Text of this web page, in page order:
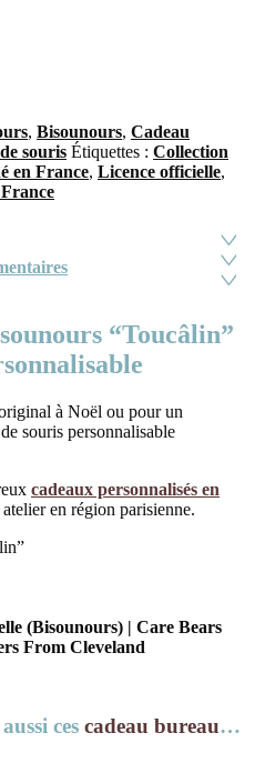
, Bisounours, Cadeau
souris Étiquettes : Collection
en France, Licence officielle,
“Toucâlin”
à Noël ou pour un
souris personnalisable
cadeaux personnalisés en
en région parisienne.
(Bisounours) | Care Bears
From Cleveland
ces cadeau bureau…